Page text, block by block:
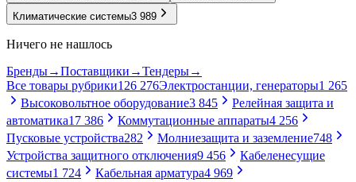
Климатические системы3 989
Ничего не нашлось
Бренды→Поставщики →Тендеры→
Все товары рубрики126 276Электростанции, генераторы1 265
Высоковольтное оборудование3 845
Релейная защита и
автоматика17 386 Коммутационные аппараты4 256
Пусковые устройства282 Молниезащита и заземление748
Устройства защитного отключения9 456
Кабеленесущие
системы1 724 Кабельная арматура4 969